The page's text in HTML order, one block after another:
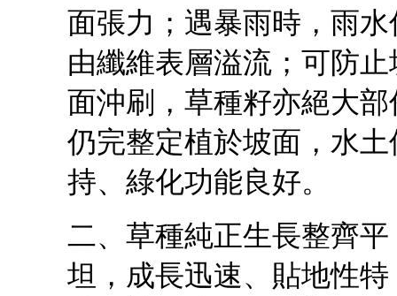
面張力；遇暴雨時，雨水
由纖維表層溢流；可防止
面沖刷，草種籽亦絕大部
仍完整定植於坡面，水土
持、綠化功能良好。
二、草種純正生長整齊平
坦，成長迅速、貼地性特